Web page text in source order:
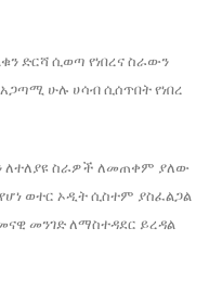
ድርሻ ሲወጣ የነበረና ስራውን
ሁሉ ሀሳብ ሲሰጥበት የነበረ
ለተለያዩ ስራዎች ለመጠቀም ያለው
ወተር ኦዲት ሲስተም ያስፈልጋል
መንገድ ለማስተዳደር ይረዳል